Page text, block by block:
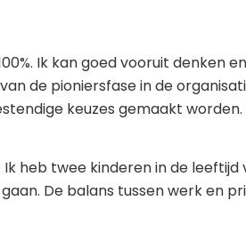
Ik kan goed vooruit denken
de pioniersfase in de
keuzes gemaakt worden.
heb twee kinderen in de leeftijd
De balans tussen werk en